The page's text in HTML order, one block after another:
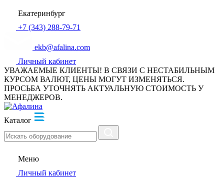
Екатеринбург
+7 (343) 288-79-71
ekb@afalina.com
Личный кабинет
УВАЖАЕМЫЕ КЛИЕНТЫ! В СВЯЗИ С НЕСТАБИЛЬНЫМ
КУРСОМ ВАЛЮТ, ЦЕНЫ МОГУТ ИЗМЕНЯТЬСЯ.
ПРОСЬБА УТОЧНЯТЬ АКТУАЛЬНУЮ СТОИМОСТЬ У
МЕНЕДЖЕРОВ.
Каталог
Меню
Личный кабинет